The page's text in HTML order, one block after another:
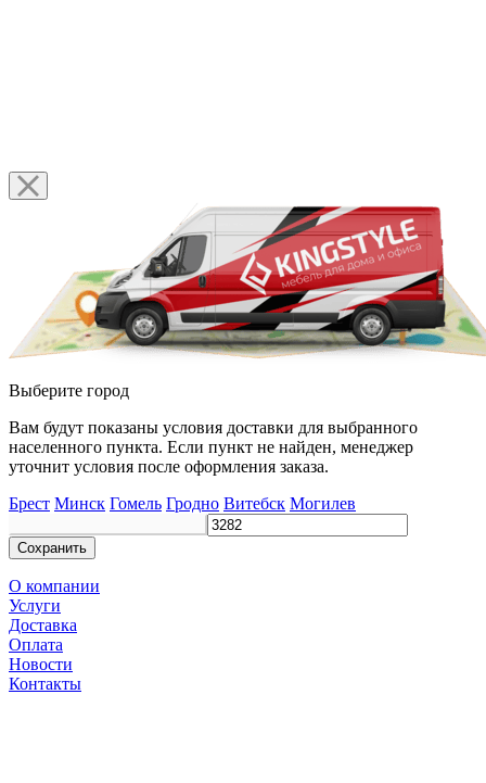
Выберите город
Вам будут показаны условия доставки для выбранного
населенного пункта. Если пункт не найден, менеджер
уточнит условия после оформления заказа.
Брест Минск Гомель Гродно Витебск Могилев
Сохранить
О компании
Услуги
Доставка
Оплата
Новости
Контакты